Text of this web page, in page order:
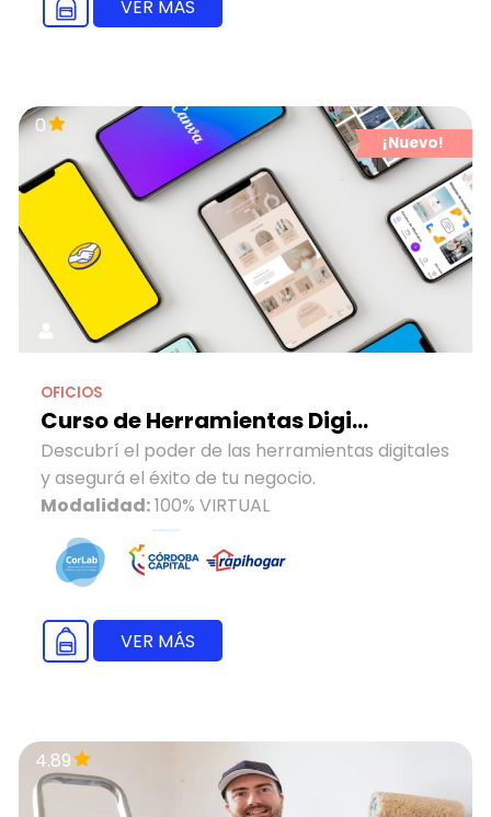
VER MÁS
0
¡Nuevo!
OFICIOS
Curso de Herramientas Digi...
Descubrí el poder de las herramientas digitales
y asegurá el éxito de tu negocio.
Modalidad:100% VIRTUAL
VER MÁS
4.89